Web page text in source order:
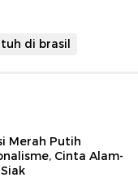
di brasil
Merah Putih
Cinta Alam-